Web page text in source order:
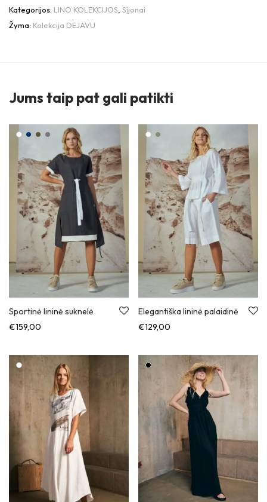
Kategorijos: LINO KOLEKCIJOS, Sijonai
Žyma: Kolekcija DEJAVU
Jums taip pat gali patikti
Sportinė lininė suknelė
€159,00
Elegantiška lininė palaidinė
€129,00